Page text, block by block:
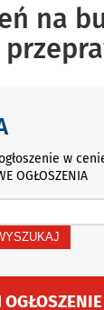
na
w
OGŁOSZENIA
OGŁOSZENIE